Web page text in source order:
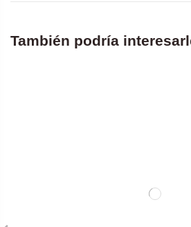
También podría